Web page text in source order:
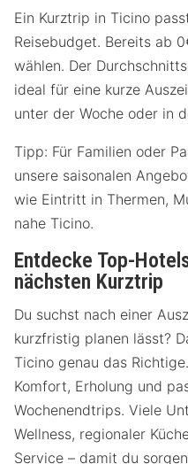
Ein Kurztrip in Ticino
Reisebudget. Bereits ab
wählen. Der
ideal für eine kurze
unter der Woche oder in
Tipp: Für Familien oder
unsere saisonalen
wie Eintritt in Thermen,
nahe Ticino.
Entdecke Top-
nächsten Kurztrip
Du suchst nach einer
kurzfristig planen lässt?
Ticino genau das
Komfort, Erholung und
Wochenendtrips. Viele
Wellness, regionaler
Service – damit du